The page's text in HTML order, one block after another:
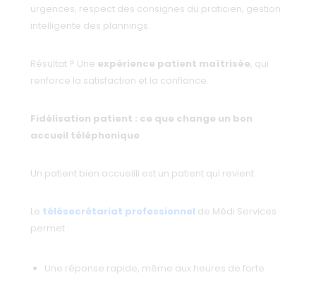
urgences, respect des consignes du praticien, gestion
intelligente des plannings.
Résultat ? Une expérience patient maîtrisée, qui
renforce la satisfaction et la confiance.
Fidélisation patient : ce que change un bon
accueil téléphonique
Un patient bien accueilli est un patient qui revient.
Le télésecrétariat professionnel de Médi Services
permet :
Une réponse rapide, même aux heures de forte